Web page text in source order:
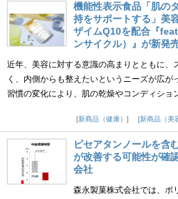
機能性表示食品「肌の
持をサポートする」美
ザイムQ10を配合『
ンサイクル）』が新発
近年、美容に対する意識の高まりとともに、
く、内側からも整えたいというニーズが広
習慣の変化により、肌の乾燥やコンディシ
新商品（健康）
新商品（美
ピセアタンノールを含
が改善する可能性が確
会社
森永製菓株式会社では、ポ